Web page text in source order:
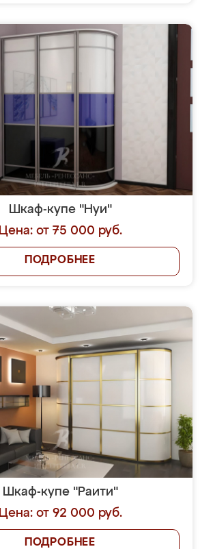
Шкаф-купе "Нуи"
Цена: от 75 000 руб.
ПОДРОБНЕЕ
Шкаф-купе "Раити"
Цена: от 92 000 руб.
ПОДРОБНЕЕ